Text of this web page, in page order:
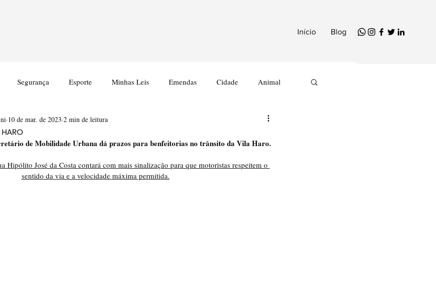
Início Blog
Segurança Esporte Minhas Leis Emendas Cidade Animal
HARO
10 de mar. de 2023 2 min de leitura
de Mobilidade Urbana dá prazos para benfeitorias no trânsito da Vila Haro.
Hipólito José da Costa contará com mais sinalização para que motoristas respeitem o
sentido da via e a velocidade máxima permitida.